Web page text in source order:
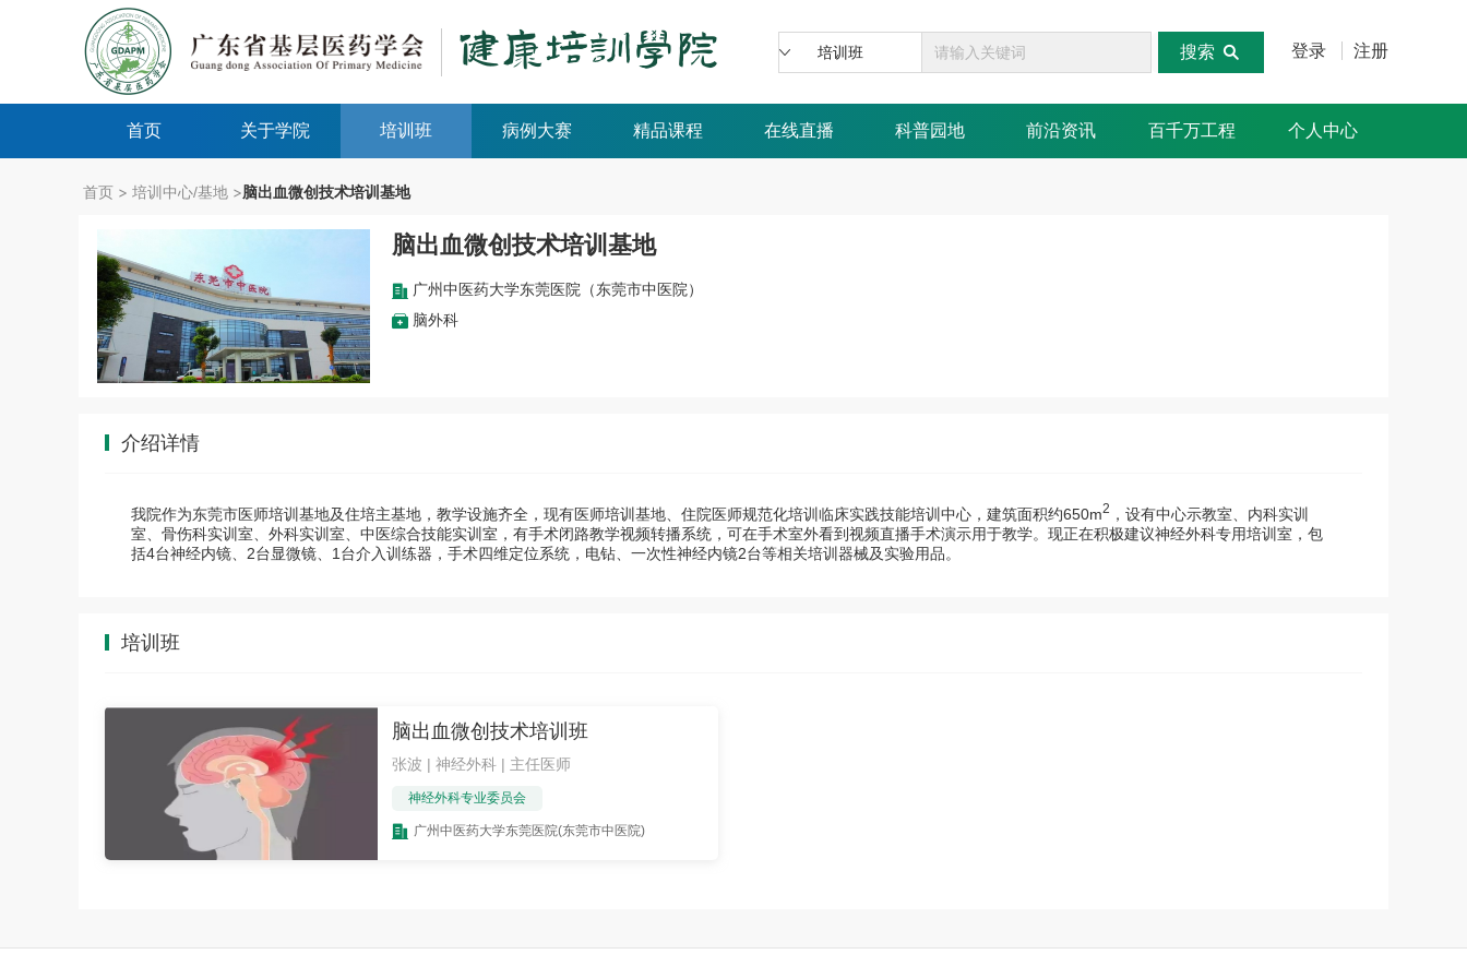
培训班 搜索 登录 注册
首页 关于学院 培训班 病例大赛 精品课程 在线直播 科普园地 前沿资讯 百千万工程 个人中心
首页 > 培训中心/基地 >脑出血微创技术培训基地
脑出血微创技术培训基地
广州中医药大学东莞医院（东莞市中医院）
脑外科
介绍详情
我院作为东莞市医师培训基地及住培主基地，教学设施齐全，现有医师培训基地、住院医师规范化培训临床实践技能培训中心，建筑面积约650m2 ，设有中心示教室、内科实训
室、骨伤科实训室、外科实训室、中医综合技能实训室，有手术闭路教学视频转播系统，可在手术室外看到视频直播手术演示用于教学。现正在积极建议神经外科专用培训室，包
括4台神经内镜、2台显微镜、1台介入训练器，手术四维定位系统，电钻、一次性神经内镜2台等相关培训器械及实验用品。
培训班
脑出血微创技术培训班
张波 | 神经外科 | 主任医师
神经外科专业委员会
广州中医药大学东莞医院(东莞市中医院)